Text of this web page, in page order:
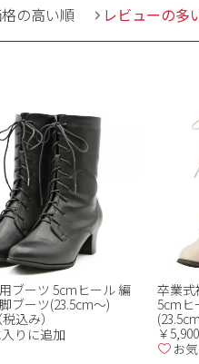
の高い順 レビューの多
ブーツ 5cmヒール 編
ブーツ(23.5cm～)
込み）
りに追加
卒業式
5cmヒ
￥
お